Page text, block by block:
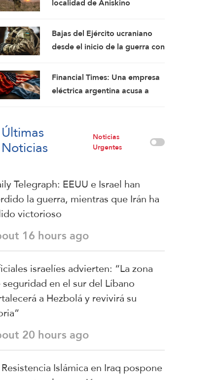
Bajas del Ejército ucraniano
desde el inicio de la guerra con
Rusia
Financial Times: Una empresa
eléctrica argentina acusa a
Últimas
Noticias
Noticias
Urgentes
Telegraph: EEUU e Israel han
la guerra, mientras que Irán ha
victorioso
16 hours ago
israelíes advierten: “La zona
en el sur del Líbano
a Hezbolá y revivirá su
20 hours ago
Islámica en Iraq pospone